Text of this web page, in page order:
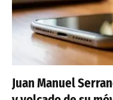
Juan Manuel